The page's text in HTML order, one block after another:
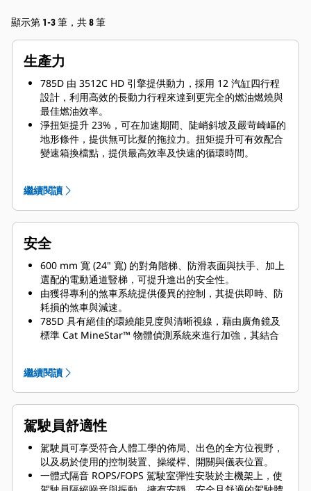
顯示第 1-3 筆，共 8 筆
生產力
785D 由 3512C HD 引擎提供動力，採用 12 汽缸四行程
設計，利用高效的長動力行程來達到更完全的燃油燃燒與
最佳燃油效率。
淨扭矩提升 23%，可在加速期間、陡峭斜坡及嚴苛崎嶇的
地形條件，提供無可比擬的拖拉力。扭矩提升可有效配合
變速箱換檔點，提供最高效率及快速的循環時間。
可比擬的效率。
引擎在下坡拖運時可以零燃油燃燒的方式來對抗壓縮，提
供額外的減速效果，其可提升燃油效率。
繼續閱讀
安全
600 mm 寬 (24" 寬) 的對角階梯、防滑表面與扶手、加上
選配的電動通道豎梯，可提升進出的安全性。
由獲得專利的煞車系統提供優異的控制，其提供即時、防
耗損的煞車與減速。
785D 具有絕佳的環繞能見度與清晰視線，藉由廣角鏡及
標準 Cat MineStar™ 物體偵測系統來進行加強，其結合
得力於車體舉起指示器與卸載時的反向中位器，卸載操作
變得更加安全。
前方與側邊平台的趾護板可防止打滑，還可避免在保養或
維修作業期間有任何工具或鬆脫的物品從平台上掉落。
繼續閱讀
駕駛員舒適性
駕駛員可享受符合人體工學的佈局、出色的全方位視野，
以及易於使用的控制裝置、操縱桿、開關與儀表位置。
一體式隔音 ROPS/FOPS 駕駛室彈性安裝於主機架上，使